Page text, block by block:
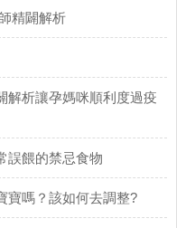
精闢解析
解析讓孕媽咪順利度過疫
誤餵的禁忌食物
寶嗎？該如何去調整?